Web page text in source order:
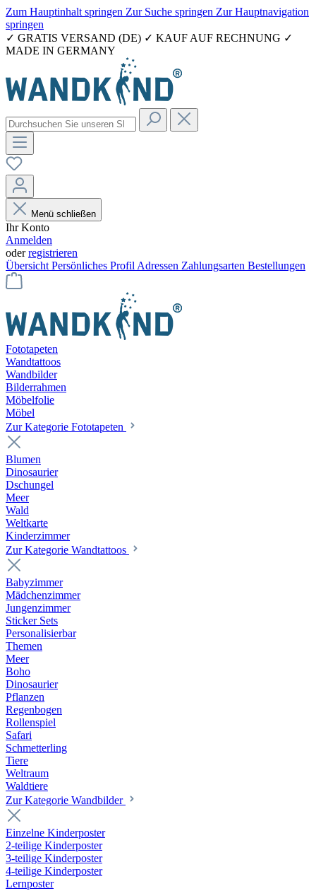
Zum Hauptinhalt springen Zur Suche springen Zur Hauptnavigation
springen
✓ GRATIS VERSAND (DE) ✓ KAUF AUF RECHNUNG ✓
MADE IN GERMANY
Menü schließen
Ihr Konto
Anmelden
oderregistrieren
Übersicht Persönliches Profil Adressen Zahlungsarten Bestellungen
Fototapeten
Wandtattoos
Wandbilder
Bilderrahmen
Möbelfolie
Möbel
Zur Kategorie Fototapeten
Blumen
Dinosaurier
Dschungel
Meer
Wald
Weltkarte
Kinderzimmer
Zur Kategorie Wandtattoos
Babyzimmer
Mädchenzimmer
Jungenzimmer
Sticker Sets
Personalisierbar
Themen
Meer
Boho
Dinosaurier
Pflanzen
Regenbogen
Rollenspiel
Safari
Schmetterling
Tiere
Weltraum
Waldtiere
Zur Kategorie Wandbilder
Einzelne Kinderposter
2-teilige Kinderposter
3-teilige Kinderposter
4-teilige Kinderposter
Lernposter